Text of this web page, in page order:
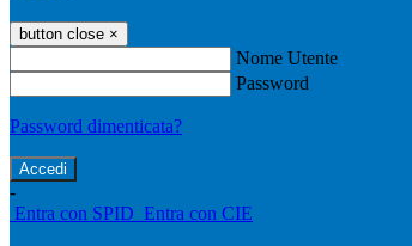
button close ×
Nome Utente
Password
Password dimenticata?
-
Entra con SPID Entra con CIE